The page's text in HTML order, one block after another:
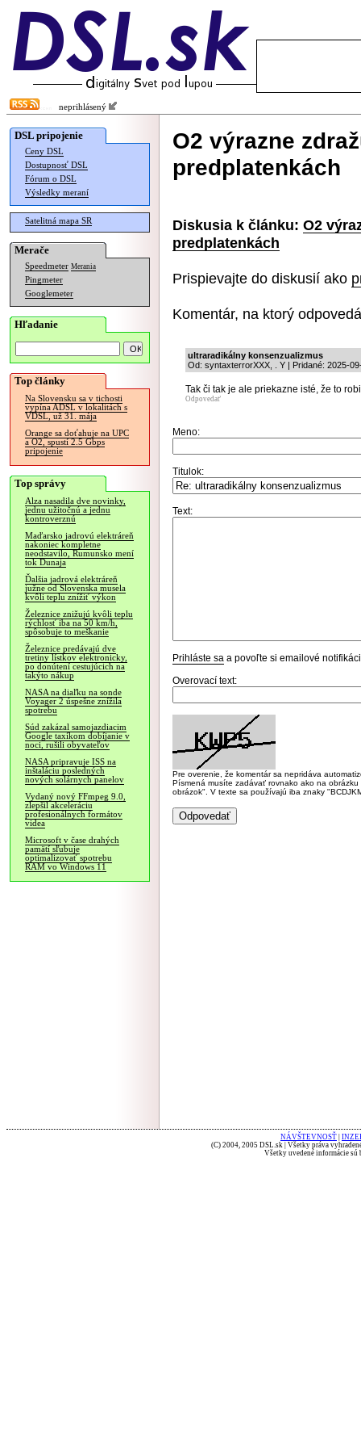
neprihlásený
DSL pripojenie
Ceny DSL
Dostupnosť DSL
Fórum o DSL
Výsledky meraní
Satelitná mapa SR
Merače
Speedmeter Merania
Pingmeter
Googlemeter
Hľadanie
Top články
Na Slovensku sa v tichosti
vypína ADSL v lokalitách s
VDSL, už 31. mája
Orange sa doťahuje na UPC
a O2, spustí 2.5 Gbps
pripojenie
Top správy
Alza nasadila dve novinky,
jednu užitočnú a jednu
kontroverznú
Maďarsko jadrovú elektráreň
nakoniec kompletne
neodstavilo, Rumunsko mení
tok Dunaja
Ďalšia jadrová elektráreň
južne od Slovenska musela
kvôli teplu znížiť výkon
Železnice znižujú kvôli teplu
rýchlosť iba na 50 km/h,
spôsobuje to meškanie
Železnice predávajú dve
tretiny lístkov elektronicky,
po donútení cestujúcich na
takýto nákup
NASA na diaľku na sonde
Voyager 2 úspešne znížila
spotrebu
Súd zakázal samojazdiacim
Google taxíkom dobíjanie v
noci, rušili obyvateľov
NASA pripravuje ISS na
inštaláciu posledných
nových solárnych panelov
Vydaný nový FFmpeg 9.0,
zlepšil akceleráciu
profesionálnych formátov
videa
Microsoft v čase drahých
pamätí sľubuje
optimalizovať spotrebu
RAM vo Windows 11
O2 výrazne
predplatenkách
Diskusia k článku: O2
predplatenkách
Prispievajte do diskusií ako
Komentár, na ktorý
ultraradikálny konsenzualizmus
Od: syntaxterrorXXX, . Y | Pridané: 2025-
Tak či tak je ale priekazne isté, že to
Odpovedať
Meno:
Titulok:
Text:
Prihláste sa a povoľte si emailové
Overovací text:
Pre overenie, že komentár sa nepridáva
Písmená musíte zadávať rovnako ako na
obrázok". V texte sa používajú iba znaky
NÁVŠTEVNOSŤ
(C) 2004, 2005 DSL.sk | Všetky práva
Všetky uvedené informácie sú